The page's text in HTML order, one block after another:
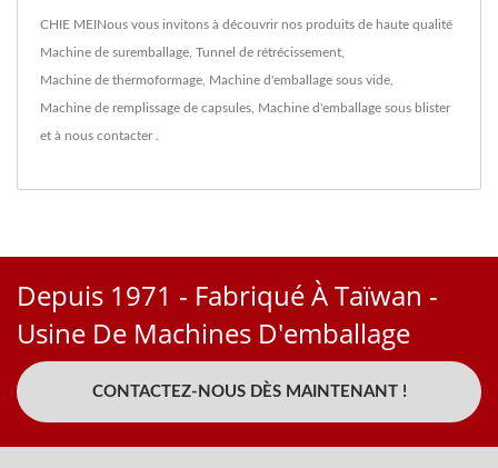
CHIE MEINous vous invitons à découvrir nos produits de haute qualité
Machine de suremballage Tunnel de rétrécissement
Machine de thermoformage Machine d'emballage sous vide
Machine de remplissage de capsules Machine d'emballage sous blister
et à nous contacter.
Depuis 1971 - Fabriqué À Taïwan -
Usine De Machines D'emballage
CONTACTEZ-NOUS DÈS MAINTENANT !